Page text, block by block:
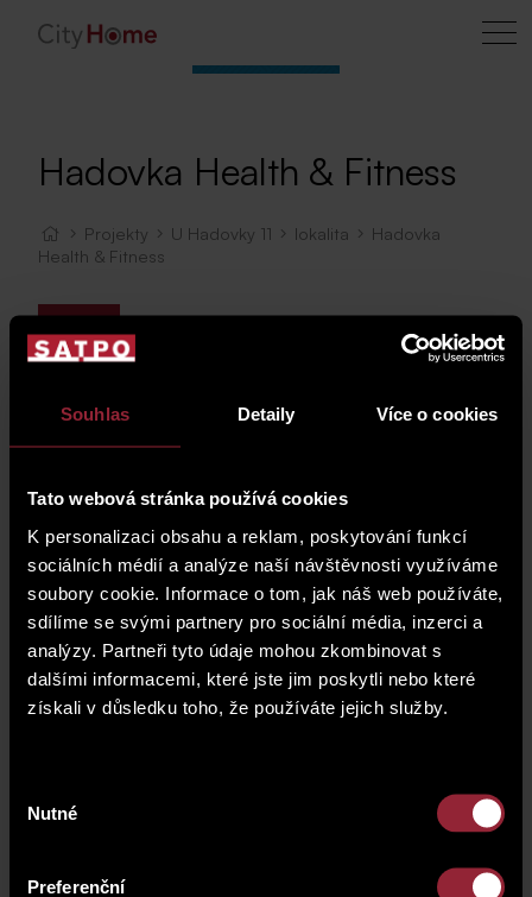
Souhlas Detaily Více o cookies
Tato webová stránka používá cookies
K personalizaci obsahu a reklam, poskytování funkcí
sociálních médií a analýze naší návštěvnosti využíváme
soubory cookie. Informace o tom, jak náš web používáte,
sdílíme se svými partnery pro sociální média, inzerci a
analýzy. Partneři tyto údaje mohou zkombinovat s
dalšími informacemi, které jste jim poskytli nebo které
získali v důsledku toho, že používáte jejich služby.
souhlasu
Nutné
Preferenční
Hadovka Health & Fitness
Projekty U Hadovky 11 lokalita
Hadovka
Health & Fitness
Mapa